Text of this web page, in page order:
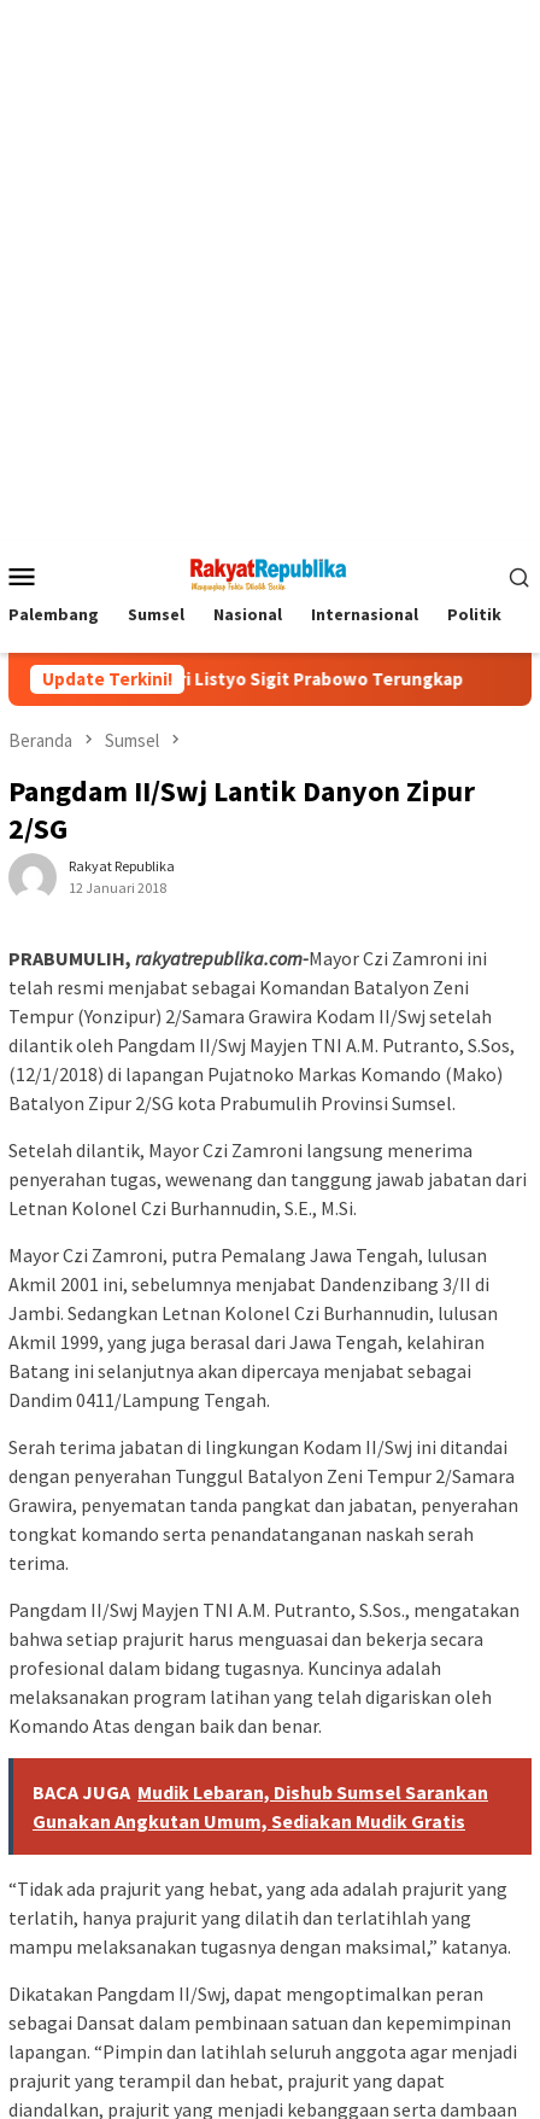
Mobile
Palembang Sumsel Nasional Internasional Politik
Update Terkini!
Listyo Sigit Prabowo Terungkap Sudah Tiga Jam
Beranda Sumsel
Pangdam II/Swj Lantik Danyon Zipur
2/SG
Rakyat Republika
12 Januari 2018
PRABUMULIH, rakyatrepublika.com-Mayor Czi Zamroni ini
telah resmi menjabat sebagai Komandan Batalyon Zeni
Tempur (Yonzipur) 2/Samara Grawira Kodam II/Swj setelah
dilantik oleh Pangdam II/Swj Mayjen TNI A.M. Putranto, S.Sos,
(12/1/2018) di lapangan Pujatnoko Markas Komando (Mako)
Batalyon Zipur 2/SG kota Prabumulih Provinsi Sumsel.
Setelah dilantik, Mayor Czi Zamroni langsung menerima
penyerahan tugas, wewenang dan tanggung jawab jabatan dari
Letnan Kolonel Czi Burhannudin, S.E., M.Si.
Mayor Czi Zamroni, putra Pemalang Jawa Tengah, lulusan
Akmil 2001 ini, sebelumnya menjabat Dandenzibang 3/II di
Jambi. Sedangkan Letnan Kolonel Czi Burhannudin, lulusan
Akmil 1999, yang juga berasal dari Jawa Tengah, kelahiran
Batang ini selanjutnya akan dipercaya menjabat sebagai
Dandim 0411/Lampung Tengah.
Serah terima jabatan di lingkungan Kodam II/Swj ini ditandai
dengan penyerahan Tunggul Batalyon Zeni Tempur 2/Samara
Grawira, penyematan tanda pangkat dan jabatan, penyerahan
tongkat komando serta penandatanganan naskah serah
terima.
Pangdam II/Swj Mayjen TNI A.M. Putranto, S.Sos., mengatakan
bahwa setiap prajurit harus menguasai dan bekerja secara
profesional dalam bidang tugasnya. Kuncinya adalah
melaksanakan program latihan yang telah digariskan oleh
Komando Atas dengan baik dan benar.
BACA JUGA Mudik Lebaran, Dishub Sumsel Sarankan
Gunakan Angkutan Umum, Sediakan Mudik Gratis
“Tidak ada prajurit yang hebat, yang ada adalah prajurit yang
terlatih, hanya prajurit yang dilatih dan terlatihlah yang
mampu melaksanakan tugasnya dengan maksimal,” katanya.
Dikatakan Pangdam II/Swj, dapat mengoptimalkan peran
sebagai Dansat dalam pembinaan satuan dan kepemimpinan
lapangan. “Pimpin dan latihlah seluruh anggota agar menjadi
prajurit yang terampil dan hebat, prajurit yang dapat
diandalkan, prajurit yang menjadi kebanggaan serta dambaan